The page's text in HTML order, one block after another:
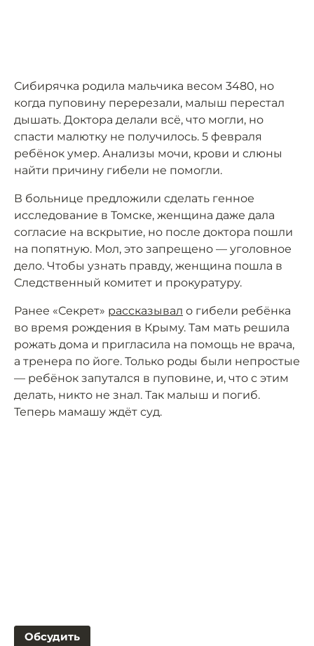
Сибирячка родила мальчика весом 3480, но
когда пуповину перерезали, малыш перестал
дышать. Доктора делали всё, что могли, но
спасти малютку не получилось. 5 февраля
ребёнок умер. Анализы мочи, крови и слюны
найти причину гибели не помогли.
В больнице предложили сделать генное
исследование в Томске, женщина даже дала
согласие на вскрытие, но после доктора пошли
на попятную. Мол, это запрещено — уголовное
дело. Чтобы узнать правду, женщина пошла в
Следственный комитет и прокуратуру.
Ранее «Секрет» рассказывал о гибели ребёнка
во время рождения в Крыму. Там мать решила
рожать дома и пригласила на помощь не врача,
а тренера по йоге. Только роды были непростые
— ребёнок запутался в пуповине, и, что с этим
делать, никто не знал. Так малыш и погиб.
Теперь мамашу ждёт суд.
Обсудить